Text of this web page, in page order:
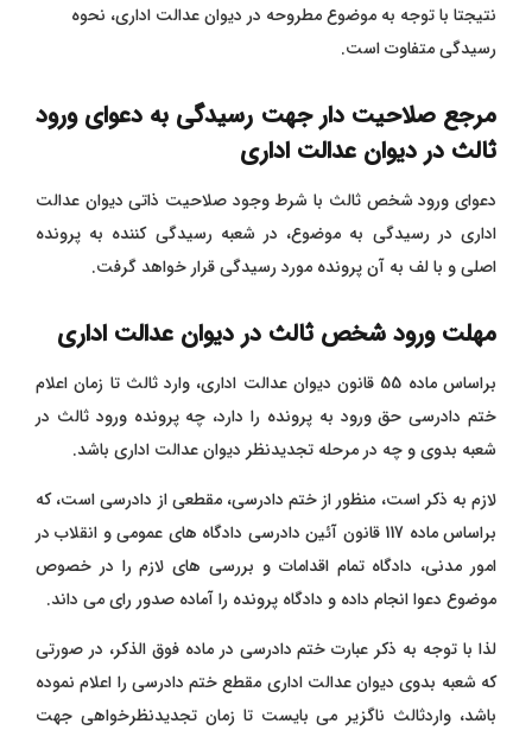
نتیجتا با توجه به موضوع مطروحه در دیوان عدالت اداری، نحوه
رسیدگی متفاوت است.
مرجع صلاحیت دار جهت رسیدگی به دعوای ورود
ثالث در دیوان عدالت اداری
دعوای ورود شخص ثالث با شرط وجود صلاحیت ذاتی دیوان عدالت
اداری در رسیدگی به موضوع، در شعبه رسیدگی کننده به پرونده
اصلی و با لف به آن پرونده مورد رسیدگی قرار خواهد گرفت.
مهلت ورود شخص ثالث در دیوان عدالت اداری
براساس ماده 55 قانون دیوان عدالت اداری، وارد ثالث تا زمان اعلام
ختم دادرسی حق ورود به پرونده را دارد، چه پرونده ورود ثالث در
شعبه بدوی و چه در مرحله تجدیدنظر دیوان عدالت اداری باشد.
لازم به ذکر است، منظور از ختم دادرسی، مقطعی از دادرسی است، که
براساس ماده 117 قانون آئین دادرسی دادگاه های عمومی و انقلاب در
امور مدنی، دادگاه تمام اقدامات و بررسی های لازم را در خصوص
موضوع دعوا انجام داده و دادگاه پرونده را آماده صدور رای می داند.
لذا با توجه به ذکر عبارت ختم دادرسی در ماده فوق الذکر، در صورتی
که شعبه بدوی دیوان عدالت اداری مقطع ختم دادرسی را اعلام نموده
باشد، واردثالث ناگزیر می بایست تا زمان تجدیدنظرخواهی جهت